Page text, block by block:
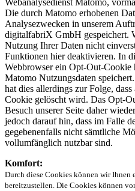
Webanalysedienst Matomo,
Die durch Matomo erhobenen
Analysezwecken in unserem
digitalfabriX GmbH gespeichert.
Nutzung Ihrer Daten nicht
Funktionen hier deaktivieren. In
Webbrowser ein Opt-Out-Cookie
Matomo Nutzungsdaten
hat dies allerdings zur Folge,
Cookie gelöscht wird. Das Opt-
Besuch unserer Seite daher
jedoch darauf hin, dass im Falle
gegebenenfalls nicht sämtliche
vollumfänglich nutzbar sind.
Komfort:
Durch diese Cookies können wir
bereitzustellen. Die Cookies können